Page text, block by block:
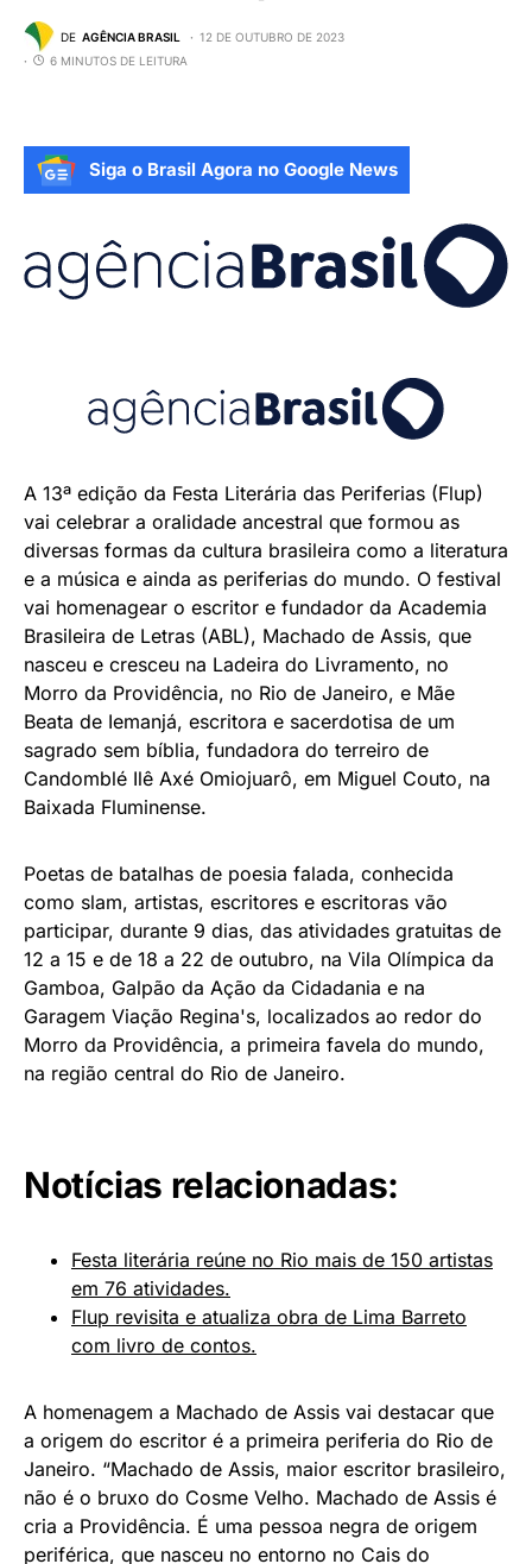
DE AGÊNCIA BRASIL
12 DE OUTUBRO DE 2023
6 MINUTOS DE LEITURA
Siga o Brasil Agora no Google News
A 13ª edição da Festa Literária das Periferias (Flup)
vai celebrar a oralidade ancestral que formou as
diversas formas da cultura brasileira como a literatura
e a música e ainda as periferias do mundo. O festival
vai homenagear o escritor e fundador da Academia
Brasileira de Letras (ABL), Machado de Assis, que
nasceu e cresceu na Ladeira do Livramento, no
Morro da Providência, no Rio de Janeiro, e Mãe
Beata de Iemanjá, escritora e sacerdotisa de um
sagrado sem bíblia, fundadora do terreiro de
Candomblé Ilê Axé Omiojuarô, em Miguel Couto, na
Baixada Fluminense.
Poetas de batalhas de poesia falada, conhecida
como slam, artistas, escritores e escritoras vão
participar, durante 9 dias, das atividades gratuitas de
12 a 15 e de 18 a 22 de outubro, na Vila Olímpica da
Gamboa, Galpão da Ação da Cidadania e na
Garagem Viação Regina's, localizados ao redor do
Morro da Providência, a primeira favela do mundo,
na região central do Rio de Janeiro.
Notícias relacionadas:
Festa literária reúne no Rio mais de 150 artistas
em 76 atividades.
Flup revisita e atualiza obra de Lima Barreto
com livro de contos.
A homenagem a Machado de Assis vai destacar que
a origem do escritor é a primeira periferia do Rio de
Janeiro. “Machado de Assis, maior escritor brasileiro,
não é o bruxo do Cosme Velho. Machado de Assis é
cria a Providência. É uma pessoa negra de origem
periférica, que nasceu no entorno no Cais do